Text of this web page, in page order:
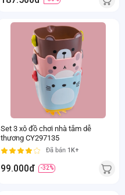
Set 3 xô đồ chơi nhà tắm dễ
thương CY297135
Đã bán 1K+
99.000đ -32%